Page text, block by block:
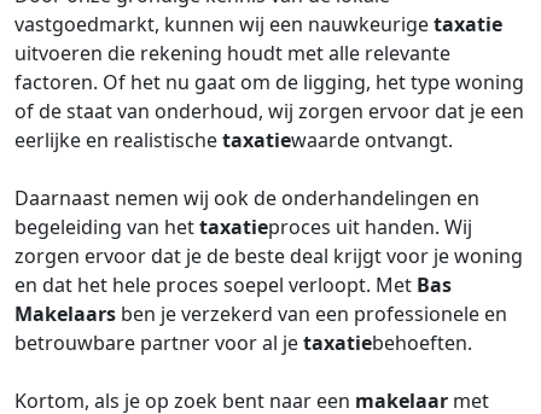
vastgoedmarkt, kunnen wij een nauwkeurigetaxatie
uitvoeren die rekening houdt met alle relevante
factoren. Of het nu gaat om de ligging, het type woning
of de staat van onderhoud, wij zorgen ervoor dat je een
eerlijke en realistischetaxatiewaarde ontvangt.
Daarnaast nemen wij ook de onderhandelingen en
begeleiding van hettaxatieproces uit handen. Wij
zorgen ervoor dat je de beste deal krijgt voor je woning
en dat het hele proces soepel verloopt. Met Bas
Makelaars ben je verzekerd van een professionele en
betrouwbare partner voor al jetaxatiebehoeften.
Kortom, als je op zoek bent naar een makelaar met